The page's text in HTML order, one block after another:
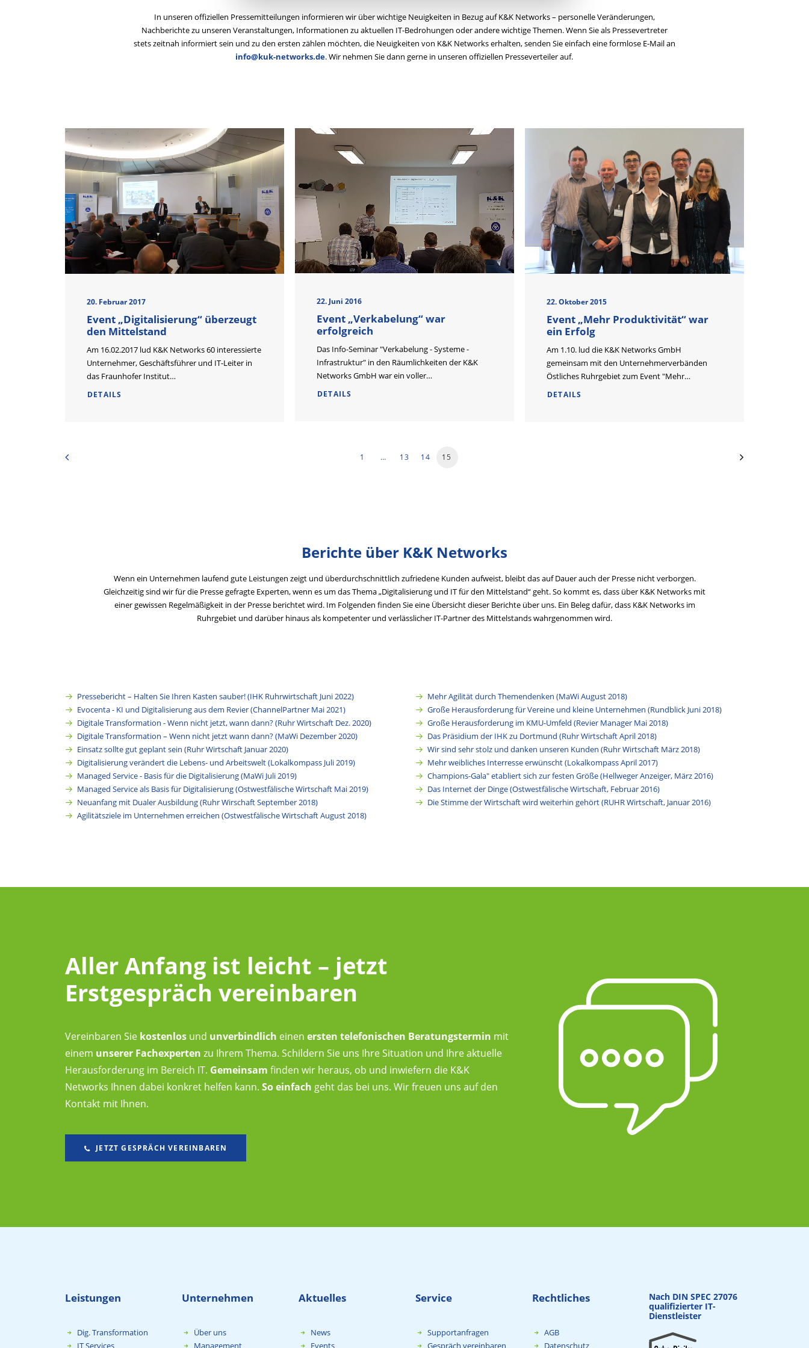
In unseren offiziellen Pressemitteilungen informieren wir über wichtige Neuigkeiten in Bezug auf K&K Networks – personelle Veränderungen,
Nachberichte zu unseren Veranstaltungen, Informationen zu aktuellen IT-Bedrohungen oder andere wichtige Themen. Wenn Sie als Pressevertreter
stets zeitnah informiert sein und zu den ersten zählen möchten, die Neuigkeiten von K&K Networks erhalten, senden Sie einfach eine formlose E-Mail an
info@kuk-networks.de. Wir nehmen Sie dann gerne in unseren offiziellen Presseverteiler auf.
20. Februar 2017
Event „Digitalisierung“ überzeugt
den Mittelstand
Am 16.02.2017 lud K&K Networks 60 interessierte
Unternehmer, Geschäftsführer und IT-Leiter in
das Fraunhofer Institut…
DETAILS
22. Juni 2016
Event „Verkabelung“ war
erfolgreich
Das Info-Seminar "Verkabelung - Systeme -
Infrastruktur" in den Räumlichkeiten der K&K
Networks GmbH war ein voller…
DETAILS
22. Oktober 2015
Event „Mehr Produktivität“ war
ein Erfolg
Am 1.10. lud die K&K Networks GmbH
gemeinsam mit den Unternehmerverbänden
Östliches Ruhrgebiet zum Event "Mehr…
DETAILS
1 … 13 14 15
Berichte über K&K Networks
Wenn ein Unternehmen laufend gute Leistungen zeigt und überdurchschnittlich zufriedene Kunden aufweist, bleibt das auf Dauer auch der Presse nicht verborgen.
Gleichzeitig sind wir für die Presse gefragte Experten, wenn es um das Thema „Digitalisierung und IT für den Mittelstand“ geht. So kommt es, dass über K&K Networks mit
einer gewissen Regelmäßigkeit in der Presse berichtet wird. Im Folgenden finden Sie eine Übersicht dieser Berichte über uns. Ein Beleg dafür, dass K&K Networks im
Ruhrgebiet und darüber hinaus als kompetenter und verlässlicher IT-Partner des Mittelstands wahrgenommen wird.
Pressebericht – Halten Sie Ihren Kasten sauber! (IHK Ruhrwirtschaft Juni 2022)
Evocenta - KI und Digitalisierung aus dem Revier (ChannelPartner Mai 2021)
Digitale Transformation - Wenn nicht jetzt, wann dann? (Ruhr Wirtschaft Dez. 2020)
Digitale Transformation – Wenn nicht jetzt wann dann? (MaWi Dezember 2020)
Einsatz sollte gut geplant sein (Ruhr Wirtschaft Januar 2020)
Digitalisierung verändert die Lebens- und Arbeitswelt (Lokalkompass Juli 2019)
Managed Service - Basis für die Digitalisierung (MaWi Juli 2019)
Managed Service als Basis für Digitalisierung (Ostwestfälische Wirtschaft Mai 2019)
Neuanfang mit Dualer Ausbildung (Ruhr Wirschaft September 2018)
Agilitätsziele im Unternehmen erreichen (Ostwestfälische Wirtschaft August 2018)
Mehr Agilität durch Themendenken (MaWi August 2018)
Große Herausforderung für Vereine und kleine Unternehmen (Rundblick Juni 2018)
Große Herausforderung im KMU-Umfeld (Revier Manager Mai 2018)
Das Präsidium der IHK zu Dortmund (Ruhr Wirtschaft April 2018)
Wir sind sehr stolz und danken unseren Kunden (Ruhr Wirtschaft März 2018)
Mehr weibliches Interresse erwünscht (Lokalkompass April 2017)
Champions-Gala" etabliert sich zur festen Größe (Hellweger Anzeiger, März 2016)
Das Internet der Dinge (Ostwestfälische Wirtschaft, Februar 2016)
Die Stimme der Wirtschaft wird weiterhin gehört (RUHR Wirtschaft, Januar 2016)
Aller Anfang ist leicht – jetzt
Erstgespräch vereinbaren
Vereinbaren Sie kostenlos und unverbindlich einen ersten telefonischen Beratungstermin mit
einem unserer Fachexperten zu Ihrem Thema. Schildern Sie uns Ihre Situation und Ihre aktuelle
Herausforderung im Bereich IT. Gemeinsam finden wir heraus, ob und inwiefern die K&K
Networks Ihnen dabei konkret helfen kann. So einfach geht das bei uns. Wir freuen uns auf den
Kontakt mit Ihnen.
JETZT GESPRÄCH VEREINBAREN
Leistungen
Dig. Transformation
IT Services
Unternehmen
Über uns
Management
Aktuelles
News
Events
Service
Supportanfragen
Gespräch vereinbaren
Rechtliches
AGB
Datenschutz
Nach DIN SPEC 27076
qualifizierter IT-
Dienstleister